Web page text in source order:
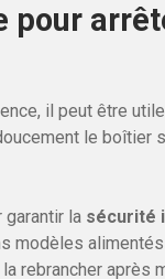
pour
il peut être utile
le boîtier
garantir la sécurité
modèles
rebrancher après